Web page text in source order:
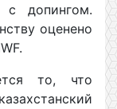
с допингом.
оценено
то, что